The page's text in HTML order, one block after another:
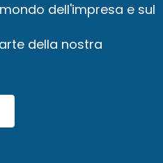
dell'impresa e sul
della nostra